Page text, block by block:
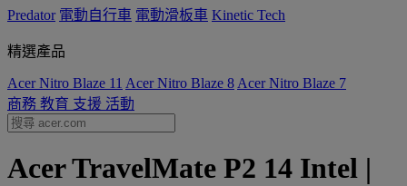
Predator 電動自行車 電動滑板車 Kinetic Tech
精選產品
Acer Nitro Blaze 11 Acer Nitro Blaze 8 Acer Nitro Blaze 7
商務 教育 支援 活動
Acer TravelMate P2 14 Intel |